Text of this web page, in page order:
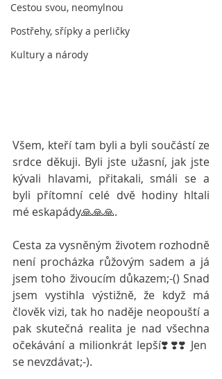
Cestou svou, neomylnou
Postřehy, sřípky a perličky
Kultury a národy
Všem, kteří tam byli a byli součástí ze
srdce děkuji. Byli jste užasní, jak jste
kývali hlavami, přitakali, smáli se a
byli přítomní celé dvě hodiny hltali
mé eskapády🙏🙏🙏.
Cesta za vysněným životem rozhodně
není procházka růžovým sadem a já
jsem toho živoucím důkazem;-() Snad
jsem vystihla výstižně, že když má
člověk vizi, tak ho naděje neopouští a
pak skutečná realita je nad všechna
očekávání a milionkrát lepší❣️❣️❣️ Jen
se nevzdávat;-).